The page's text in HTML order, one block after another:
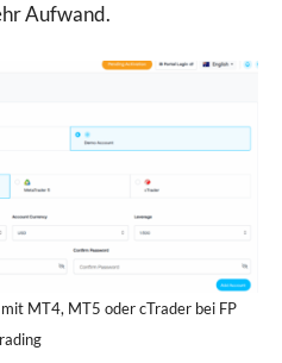
Aufwand.
MT4, MT5 oder cTrader bei FP